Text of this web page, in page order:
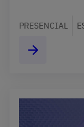
PRESENCIAL